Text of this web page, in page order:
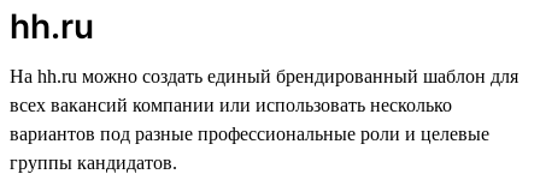
hh.ru
На hh.ru можно создать единый брендированный шаблон для
всех вакансий компании или использовать несколько
вариантов под разные профессиональные роли и целевые
группы кандидатов.